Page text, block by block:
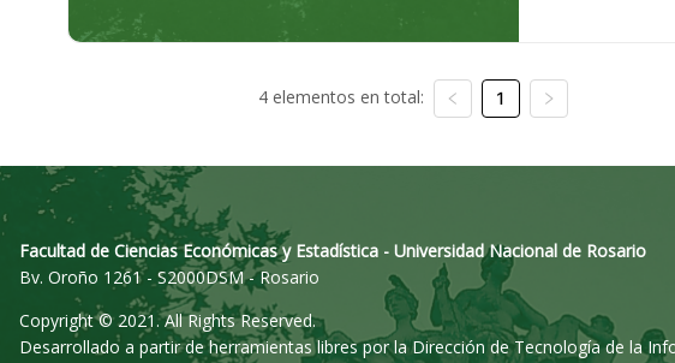
4 elementos en total: 1
Facultad de Ciencias Económicas y Estadística - Universidad Nacional de Rosario
Bv. Oroño 1261 - S2000DSM - Rosario
Copyright © 2021. All Rights Reserved.
Desarrollado a partir de herramientas libres por la Dirección de Tecnología de la